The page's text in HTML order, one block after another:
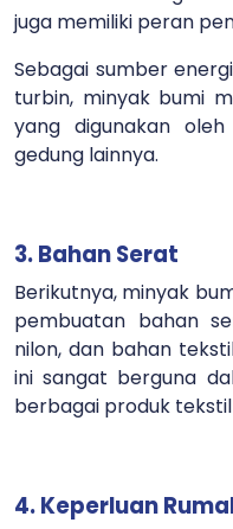
juga memiliki peran
Sebagai sumber
turbin, minyak bumi
yang digunakan
gedung lainnya.
3. Bahan Serat
Berikutnya, minyak
pembuatan bahan
nilon, dan bahan
ini sangat berguna
berbagai produk
4. Keperluan